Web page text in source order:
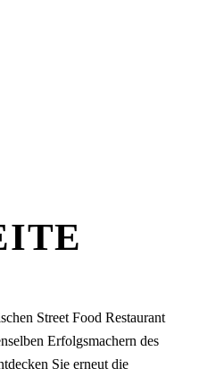
Street Food Restaurant
Erfolgsmachern des
Sie erneut die